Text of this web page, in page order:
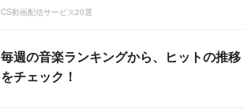
CS動画配信サービス20選
毎週の音楽ランキングから、ヒットの推移
をチェック！